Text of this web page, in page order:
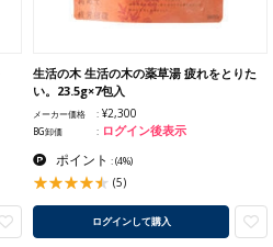
生活の木 生活の木の薬草湯 疲れをとりた
い。23.5g×7包入
メーカー価格 ¥2,300
BG卸価 ログイン後表示
ポイント :(4%)
(5)
ログインして購入